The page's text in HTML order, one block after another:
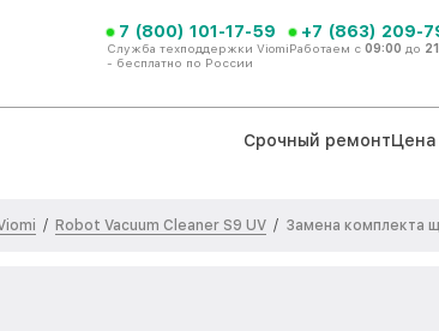
7 (800) 101-17-59
Служба техподдержки Viomi
- бесплатно по России
+7 (863) 209-
Работаем с 09:00 до
Срочный ремонт
/ Robot Vacuum Cleaner S9 UV / Замена комплекта